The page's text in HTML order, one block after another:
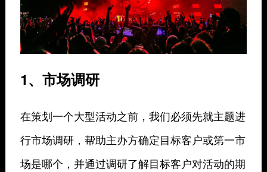
1、市场调研
在策划一个大型活动之前，我们必须先就主题进
行市场调研，帮助主办方确定目标客户或第一市
场是哪个，并通过调研了解目标客户对活动的期